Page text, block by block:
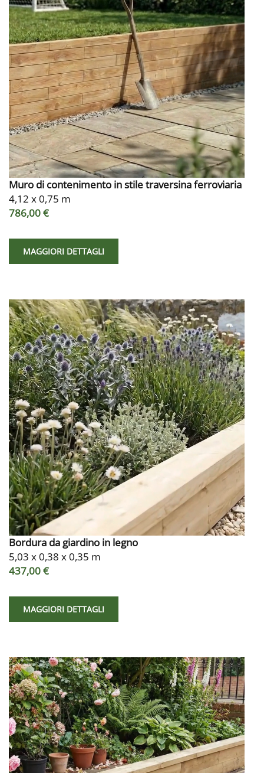
Muro di contenimento in stile traversina ferroviaria
4,12 x 0,75 m
786,00 €
MAGGIORI DETTAGLI
Bordura da giardino in legno
5,03 x 0,38 x 0,35 m
437,00 €
MAGGIORI DETTAGLI